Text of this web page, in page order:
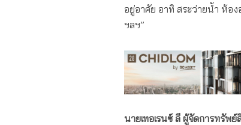
อยู่อาศัย อาทิ สระว่ายน้ำ ห้อง
ฯลฯ”
นายเทอเรนซ์ ลี ผู้จัดการทรัพ